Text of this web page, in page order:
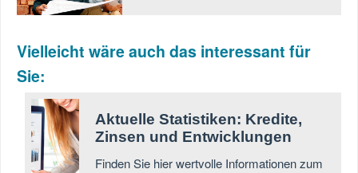
Vielleicht wäre auch das interessant für
Sie:
Aktuelle Statistiken: Kredite,
Zinsen und Entwicklungen
Finden Sie hier wertvolle Informationen zum